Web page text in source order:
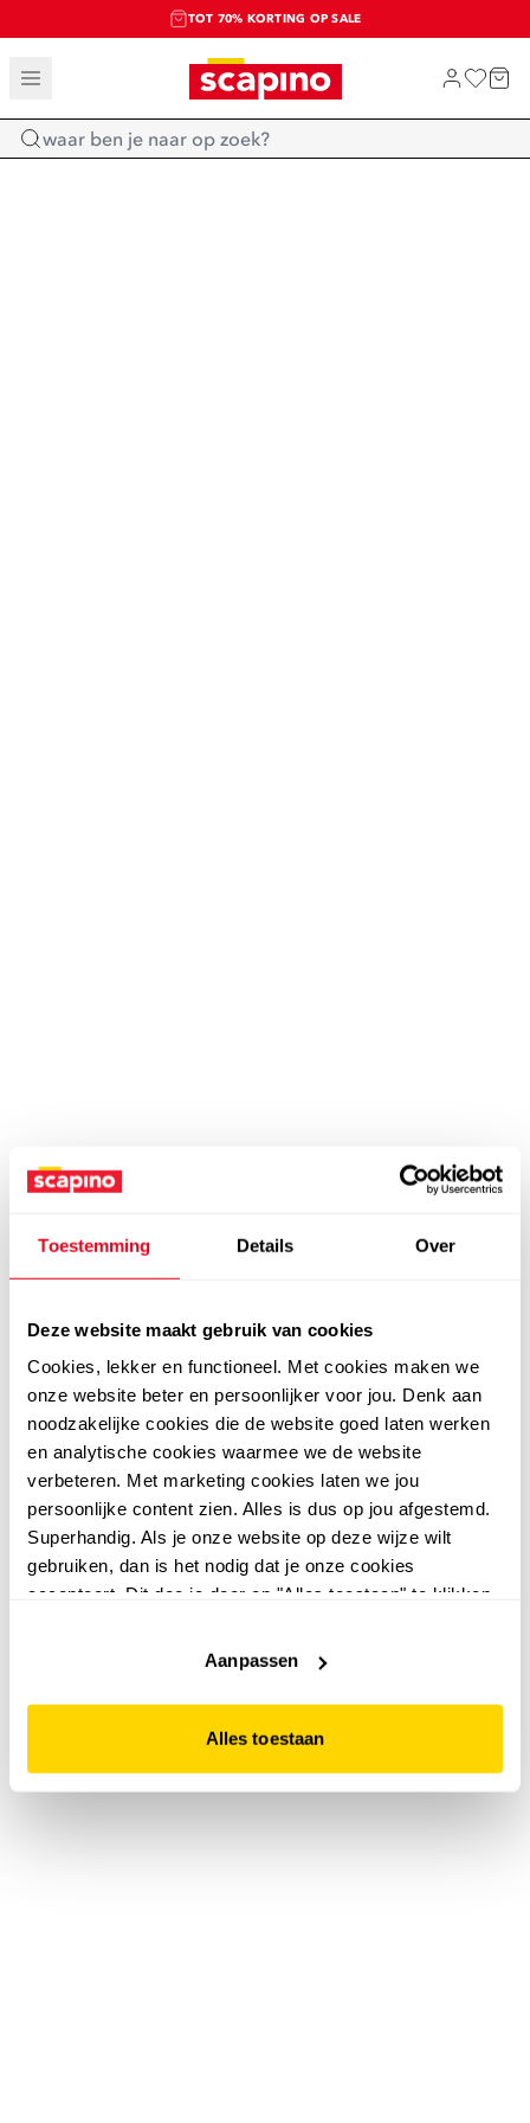
Toestemming Details Over
Deze website maakt gebruik van cookies
Cookies, lekker en functioneel. Met cookies maken we
onze website beter en persoonlijker voor jou. Denk aan
noodzakelijke cookies die de website goed laten werken
en analytische cookies waarmee we de website
verbeteren. Met marketing cookies laten we jou
persoonlijke content zien. Alles is dus op jou afgestemd.
Superhandig. Als je onze website op deze wijze wilt
gebruiken, dan is het nodig dat je onze cookies
accepteert. Dit doe je door op "Alles toestaan" te klikken.
website niet optimaal functioneert.
Aanpassen
Alles toestaan
TOT 70% KORTING OP SALE
SALE: LAATSTE KANS!
SHOP NIEUW
Home